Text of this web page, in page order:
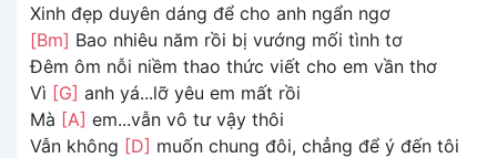
Xinh đẹp duyên dáng để cho anh ngẩn ngơ
[Bm] Bao nhiêu năm rồi bị vướng mối tình tơ
Đêm ôm nỗi niềm thao thức viết cho em vần thơ
Vì [G] anh yá...lỡ yêu em mất rồi
Mà [A] em...vẫn vô tư vậy thôi
Vẫn không [D] muốn chung đôi, chẳng để ý đến tôi